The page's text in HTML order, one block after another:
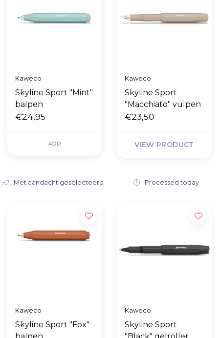
Kaweco
Skyline Sport "Mint"
balpen
€24,95
ADD
Kaweco
Skyline Sport
"Macchiato" vulpen
€23,50
VIEW PRODUCT
Met aandacht geselecteerd Processed today
Kaweco
Skyline Sport "Fox"
Kaweco
Skyline Sport